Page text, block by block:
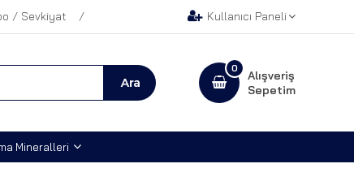
/ Sevkiyat Kullanıcı Paneli
Alışveriş
Sepetim
0
Mineralleri